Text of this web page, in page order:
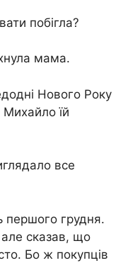
побігла?
мама.
Нового Року
їй
все
першого грудня.
сказав, що
Бо ж покупців